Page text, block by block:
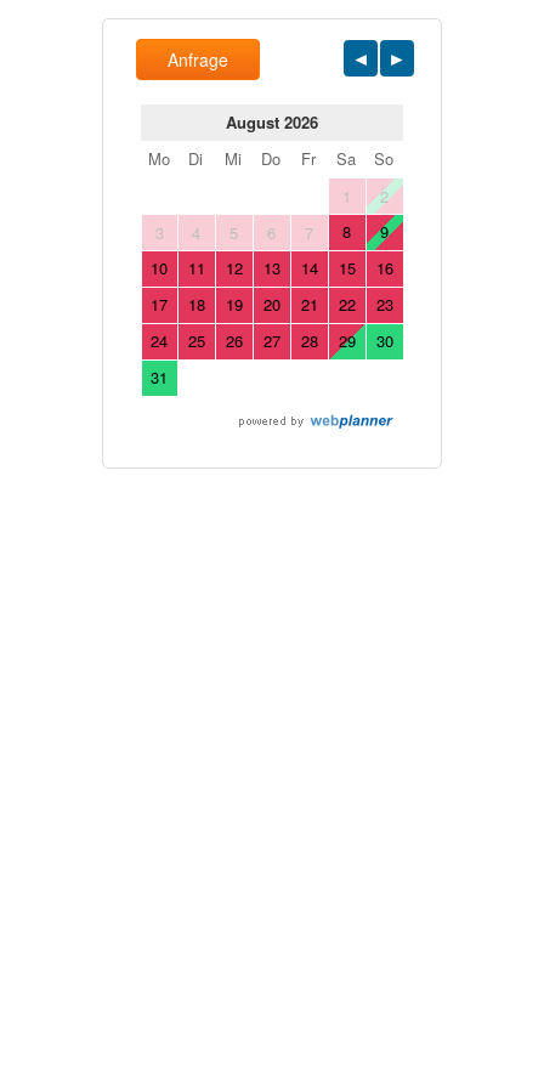
Anfrage
August 2026
Mo
Di Mi Do Fr Sa
So
1
2
3
4 5 6 7 8
9
10
11 12 13 14 15
16
17
18 19 20 21 22
23
24
25 26 27 28 29
30
31